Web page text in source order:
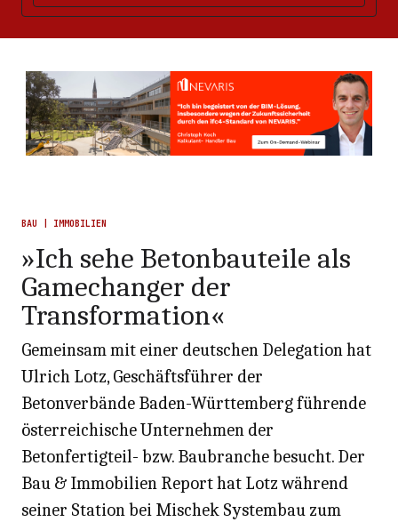
BAU | IMMOBILIEN
»Ich sehe Betonbauteile als
Gamechanger der
Transformation«
Gemeinsam mit einer deutschen Delegation hat
Ulrich Lotz, Geschäftsführer der
Betonverbände Baden-Württemberg führende
österreichische Unternehmen der
Betonfertigteil- bzw. Baubranche besucht. Der
Bau & Immobilien Report hat Lotz während
seiner Station bei Mischek Systembau zum